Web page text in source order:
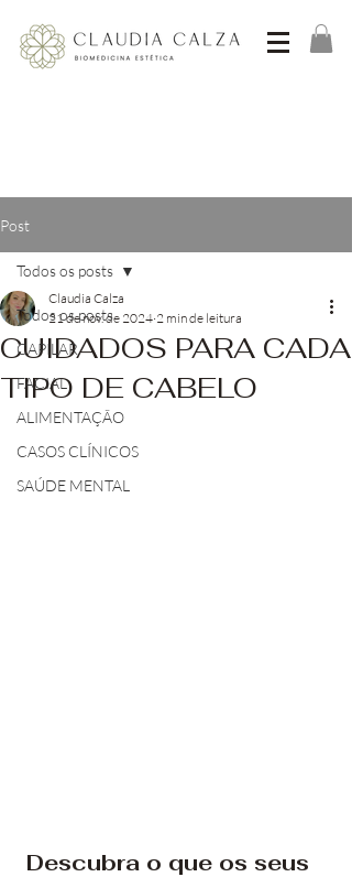
Post
Todos os posts
CAPILAR
FACIAL
ALIMENTAÇÃO
CASOS CLÍNICOS
SAÚDE MENTAL
Todos os posts
CUIDADOS PARA CADA
TIPO DE CABELO
Claudia Calza
21 de nov. de 2024 2 min de leitura